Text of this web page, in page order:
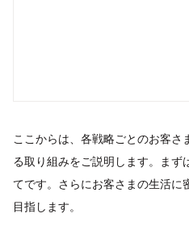
ここからは、各戦略ごとのお客さ
る取り組みをご説明します。まず
てです。さらにお客さまの生活に
目指します。